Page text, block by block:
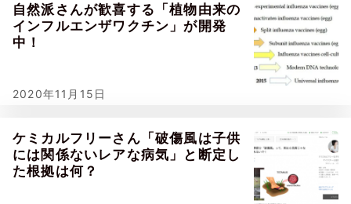
自然派さんが歓喜する「植物由来の
インフルエンザワクチン」が開発
中！
2020年11月15日
ケミカルフリーさん「破傷風は子供
には関係ないレアな病気」と断定し
た根拠は何？